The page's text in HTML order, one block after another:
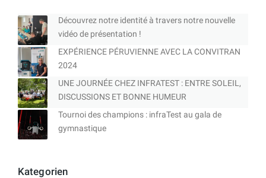
Découvrez notre identité à travers notre nouvelle
vidéo de présentation !
EXPÉRIENCE PÉRUVIENNE AVEC LA CONVITRAN
2024
UNE JOURNÉE CHEZ INFRATEST : ENTRE SOLEIL,
DISCUSSIONS ET BONNE HUMEUR
Tournoi des champions : infraTest au gala de
gymnastique
Kategorien